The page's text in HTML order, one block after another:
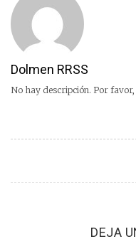
Dolmen RRSS
No hay descripción. Por
DEJA